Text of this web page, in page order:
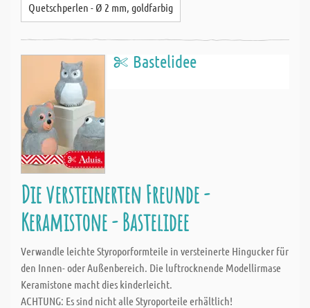
Quetschperlen - Ø 2 mm, goldfarbig
Bastelidee
Die versteinerten Freunde -
Keramistone - Bastelidee
Verwandle leichte Styroporformteile in versteinerte Hingucker für
den Innen- oder Außenbereich. Die luftrocknende Modellirmase
Keramistone macht dies kinderleicht.
ACHTUNG: Es sind nicht alle Styroporteile erhältlich!